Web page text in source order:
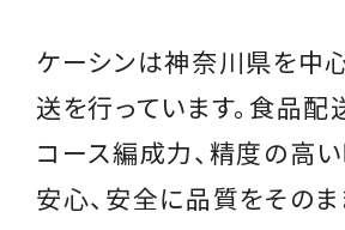
ケーシンは神奈川県を中
送を行っています。食品配
コース編成力、精度の高
安心、安全に品質をその